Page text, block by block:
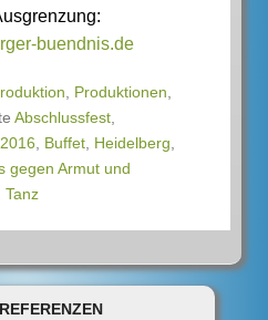
buendnis.de
, Produktionen,
Abschlussfest,
, Buffet, Heidelberg,
gegen Armut und
Tanz